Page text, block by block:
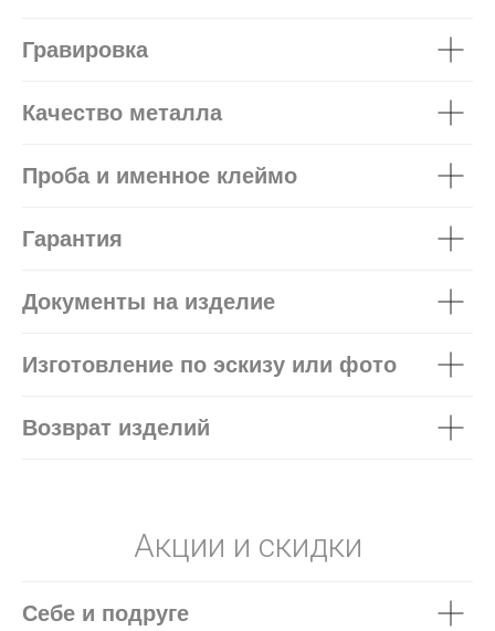
Гравировка
Качество металла
Проба и именное клеймо
Гарантия
Документы на изделие
Изготовление по эскизу или фото
Возврат изделий
Акции и скидки
Себе и подруге